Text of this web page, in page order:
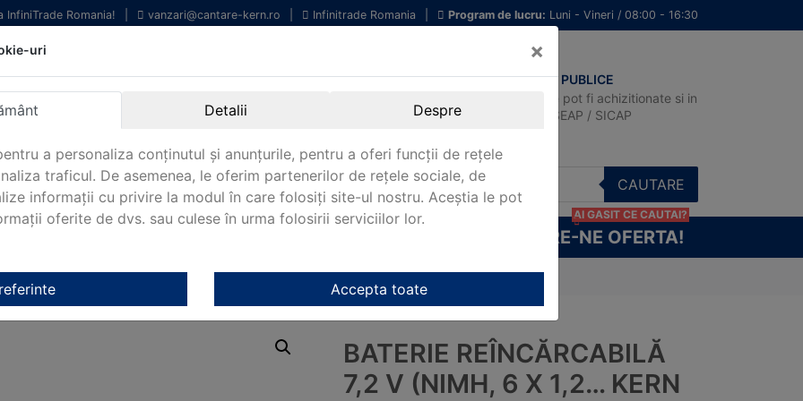
InfiniTrade Romania! vanzari@cantare-kern.ro Infinitrade Romania Program de lucru: Luni - Vineri / 08:00 - 16:30
profesionale
laborator.
Internationala.
Oriunde in Romania.
ACHIZITII PUBLICE
Produsele pot fi achizitionate si in
sistemul SEAP / SICAP
CAUTARE
CERE-NE OFERTA!
AI GASIT CE CAUTAI?
Baterii reincarcabile Kern/ Baterie reîncărcabilă 7,2 V (NiMH, 6 x 1,2… Kern MBC-A08
BATERIE REÎNCĂRCABILĂ
7,2 V (NIMH, 6 X 1,2… KERN
uri ×
Detalii Despre
a personaliza conținutul și anunțurile, pentru a oferi funcții de rețele
traficul. De asemenea, le oferim partenerilor de rețele sociale, de
informații cu privire la modul în care folosiți site-ul nostru. Aceștia le pot
oferite de dvs. sau culese în urma folosirii serviciilor lor.
Accepta toate